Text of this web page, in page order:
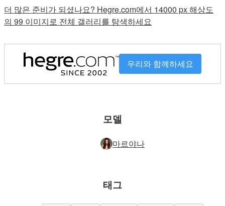
더 많은 준비가 되셨나요? Hegre.com에서 14000 px 해상도
의 99 이미지로 전체 갤러리를 탐색하세요
우리와 함께하세요
모델
마르야나
태그